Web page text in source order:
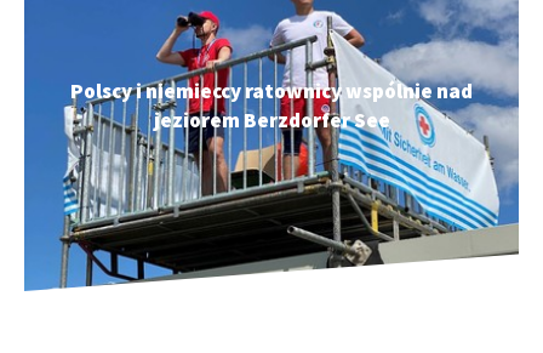
Polscy i niemieccy ratownicy wspólnie nad
jeziorem Berzdorfer See